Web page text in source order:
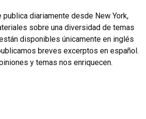
publica diariamente desde New York,
sobre una diversidad de temas
disponibles únicamente en inglés
breves excerptos en español.
y temas nos enriquecen.